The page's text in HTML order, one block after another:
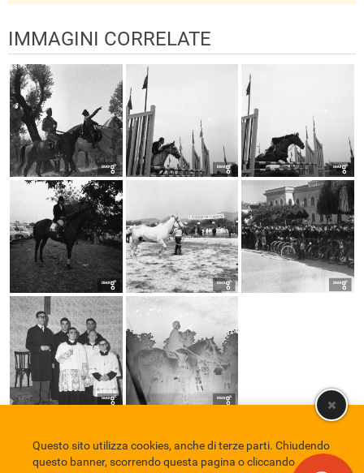
IMMAGINI CORRELATE
Comune di Eboli Servizio Bibliotecario Nazionale
Privacy policy
Questo sito utilizza cookies, anche di terze parti. Chiudendo
questo banner, scorrendo questa pagina o cliccando